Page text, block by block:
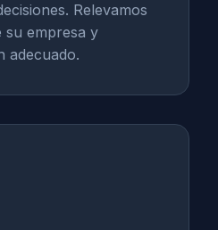
Relevamos
su empresa y
adecuado.